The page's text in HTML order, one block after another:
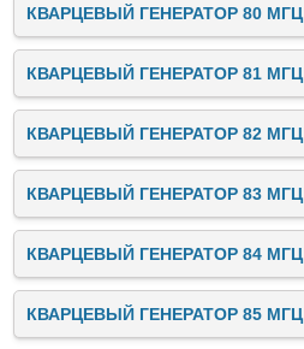
КВАРЦЕВЫЙ ГЕНЕРАТОР 80 МГЦ
КВАРЦЕВЫЙ ГЕНЕРАТОР 81 МГЦ
КВАРЦЕВЫЙ ГЕНЕРАТОР 82 МГЦ
КВАРЦЕВЫЙ ГЕНЕРАТОР 83 МГЦ
КВАРЦЕВЫЙ ГЕНЕРАТОР 84 МГЦ
КВАРЦЕВЫЙ ГЕНЕРАТОР 85 МГЦ